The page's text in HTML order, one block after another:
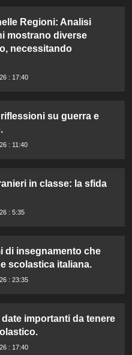
Regioni: Analisi
mostrano diverse
necessitando
: 17:40
su guerra e
: 11:40
in classe: la sfida
: 5:35
di insegnamento che
scolastica italiana.
: 23:35
importanti da tenere
: 17:40